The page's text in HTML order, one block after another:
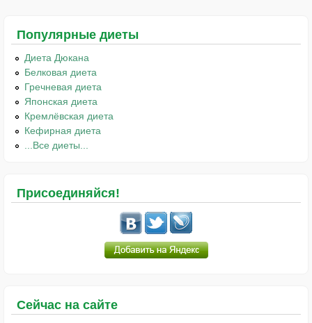
Популярные диеты
Диета Дюкана
Белковая диета
Гречневая диета
Японская диета
Кремлёвская диета
Кефирная диета
...Все диеты...
Присоединяйся!
Сейчас на сайте